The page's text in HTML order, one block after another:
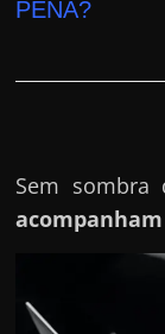
h
e
PENA?
Sem sombra